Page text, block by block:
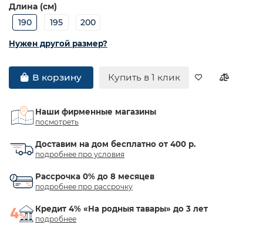
Длина (см)
190
195 200
Нужен другой размер?
В корзину Купить в 1 клик
Наши фирменные магазины
посмотреть
Доставим на дом бесплатно от 400 р.
подробнее про условия
Рассрочка 0% до 8 месяцев
подробнее про рассрочку
Кредит 4% «На родныя тавары» до 3 лет
подробнее